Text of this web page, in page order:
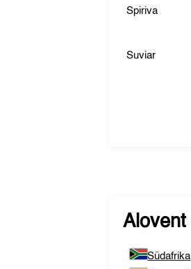
Spiriva
Suviar
Alovent
Südafrika